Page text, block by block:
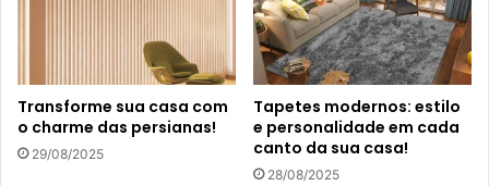
Transforme sua casa com
o charme das persianas!
29/08/2025
Tapetes modernos: estilo
e personalidade em cada
canto da sua casa!
28/08/2025